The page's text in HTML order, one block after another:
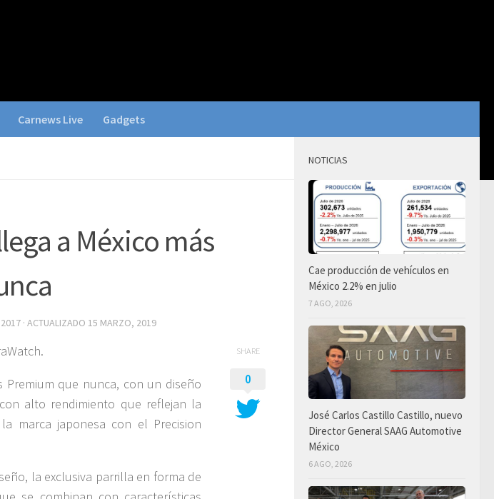
Carnews Live Gadgets
a México más
· ACTUALIZADO 15 MARZO, 2019
Premium que nunca, con un diseño
alto rendimiento que reflejan la
marca japonesa con el Precision
la exclusiva parrilla en forma de
SHARE
0
NOTICIAS
Cae producción de vehículos en
México 2.2% en julio
7 AGO, 2026
José Carlos Castillo Castillo, nuevo
Director General SAAG Automotive
México
6 AGO, 2026